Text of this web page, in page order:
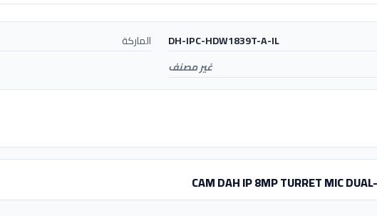
DH-IPC-HDW1839T-A-IL الماركة
غير مصنف